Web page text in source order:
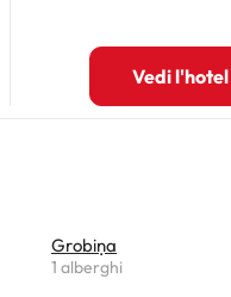
Vedi l'hotel
Grobiņa
1 alberghi